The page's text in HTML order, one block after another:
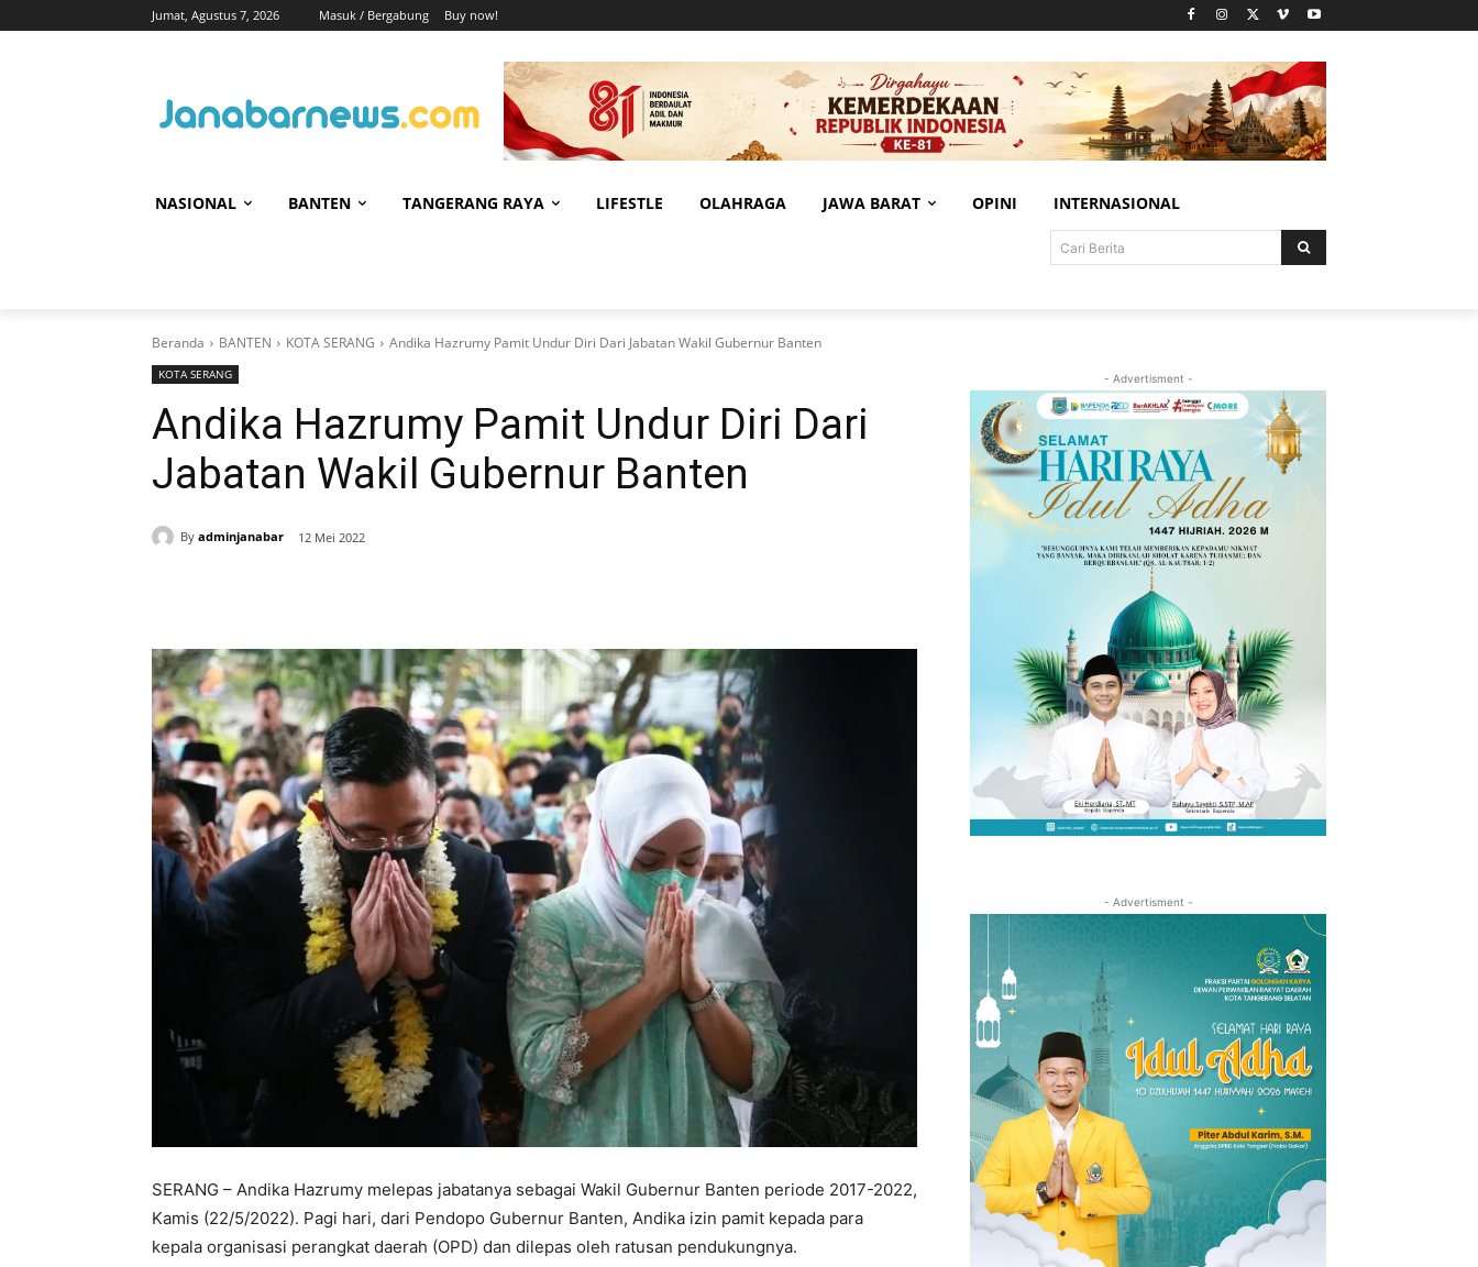
Jumat, Agustus 7, 2026 Masuk / Bergabung Buy now!
NASIONAL BANTEN TANGERANG RAYA LIFESTLE OLAHRAGA JAWA BARAT OPINI INTERNASIONAL
Cari Berita
Beranda BANTEN KOTA SERANG Andika Hazrumy Pamit Undur Diri Dari Jabatan Wakil Gubernur Banten
KOTA SERANG
Andika Hazrumy Pamit Undur Diri Dari
Jabatan Wakil Gubernur Banten
By adminjanabar 12 Mei 2022
SERANG – Andika Hazrumy melepas jabatanya sebagai Wakil Gubernur Banten periode 2017-2022,
Kamis (22/5/2022). Pagi hari, dari Pendopo Gubernur Banten, Andika izin pamit kepada para
kepala organisasi perangkat daerah (OPD) dan dilepas oleh ratusan pendukungnya.
- Advertisment -
- Advertisment -